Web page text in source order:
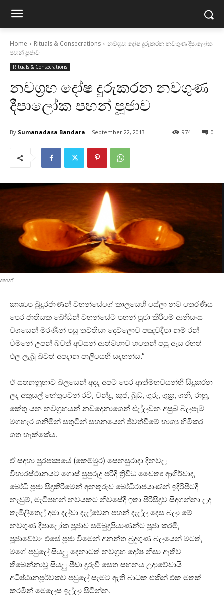
Home Rituals & Consecrations
නවග්‍රහ දෝෂ දුරුකරන නවගුණ දීපාලෝක
පහන් පූජාව
Rituals & Consecrations
නවග්‍රහ දෝෂ දුරුකරන නවගුණ
දීපාලෝක පහන් පූජාව
By Sumanadasa Bandara September 22, 2013 0
974
පහන්
කාශ්‍යප බුදුරජාණන් වහන්සේගේ කාලයෙහි සේලා නම් තෙරණිය
පෙර ජාතියක බෝධීන් වහන්සේට පහන් පූජා කිරීමේ ආනිසංස
වශයෙන් මරණින් පසු තව්තිසා දෙව්ලොව පඤචදීපා නම් රන්
විමනේ උපන් බවත් අවසන් ආත්මභාව හතෙන් පසු ඇය රහත්
ඵල ලැබූ බවත් අපදාන පාලියෙහි සඳහන්ය.”
ඒ සත්‍යානුභාව බලයෙන් අදද අපට පෙර ආත්මභවයන්හි සිදුකරන
ලද අකුසල් හේතුවෙන් රවි, චන්ද්‍ර, කුජ, බුධ, ගුරු, ශුක්‍ර, ශනි, රාහු,
කේතු යන නවග්‍රහයන් නවදෙනාගෙන් එල්ලවන අසුබ බලපෑම්
මගහැර ගනිමින් සතුටින් සහනයෙන් ජීවත්වීමේ භාග්‍ය හිමිකර
ගත හැක්‌කේය.
ඒ සඳහා පුරපක්‍ෂයේ (කෙම්මුර) සෙනසුරාදා දිනවල
විහාරස්‌ථානයට ගොස්‌ සුපුරුදු පරිදි ත්‍රිවිධ චෛත්‍ය ආශිර්වාද,
බෝධි පූජා සිදුකිරීමෙන් අනතුරුව බෝධිරාජයාණන් ඉදිරිපිටදී
නැවුම්, මැටිපහන් නවයකට නිවසේදී ඉතා පිරිසිදුව සිඳගන්නා ලද
තැඹිලිතෙල් දමා දල්වා දැල්වෙන පහන් දැල්ල දෙස බලා මේ
නවගුණ දීපාලෝක පූජාව සම්බුදුපියාණන්ට පූජා කරමි,
පූජාවේවා· එසේ පූජා වීමෙන් අනන්ත බුදුගුණ බලයෙන් මටත්,
මගේ පවුලේ සියලු දෙනාටත් නවග්‍රහ දෝෂ නිසා ඇතිව
තිබෙන්නාවූ සියලු පීඩා දුරුවී සෙත සහනය උදාවේවායි
අධිෂ්ඨානපූර්වකව පවුලේ සැමට ඇති බාධක එකින් එක මතක්‌
කරමින් මෙලෙස ඉල්ලා සිටින්න.